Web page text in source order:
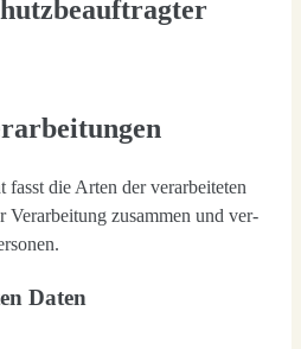
die Arten der ver­ar­bei­te­ten
Ver­ar­bei­tung zusam­men und ver­
Daten